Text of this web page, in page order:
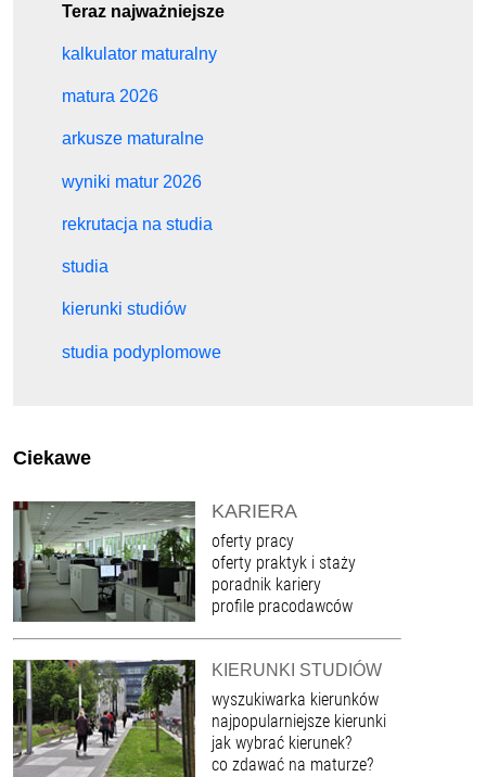
Teraz najważniejsze
kalkulator maturalny
matura 2026
arkusze maturalne
wyniki matur 2026
rekrutacja na studia
studia
kierunki studiów
studia podyplomowe
Ciekawe
KARIERA
oferty pracy
oferty praktyk i staży
poradnik kariery
profile pracodawców
KIERUNKI STUDIÓW
wyszukiwarka kierunków
najpopularniejsze kierunki
jak wybrać kierunek?
co zdawać na maturze?